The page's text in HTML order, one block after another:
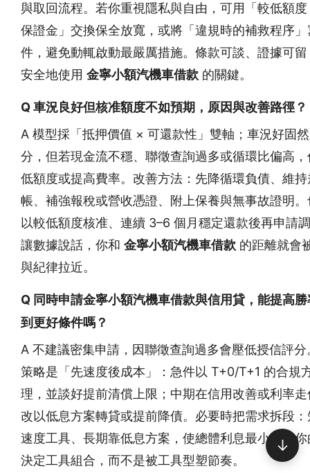
與取回流程。若你重視隱私與自由，可用「較低額
保證金」交換保全放寬，或將「違規時的補救程序
件，避免動輒啟動最嚴厲措施。條款可談、證據可
安全地使用 金寧小額汽機車借款 的關鍵。
Q 車況良好但核准額度不如預期，原因與改善路徑？
A 模型採「抵押價值 × 可還款性」雙軸；車況好固
分，但若現金流不穩、聯徵查詢過多或循環比偏高
低額度或提高費率。改善方法：先降循環負債、維
帳、補強報稅或營收憑證、附上保養與無事故證明
以較低額度核准、連續 3–6 個月穩定還款後再申請
讓數據說話，你和 金寧小額汽機車借款 的距離就會
與紀律拉近。
Q 同時申請金寧小額汽機車借款與信用貸，能提高
到更好條件嗎？
A 不建議密集申請，因聯徵查詢過多會壓低授信評分
策略是「先速度後成本」：急件以 T+0/T+1 的合規
理，並談好提前清償上限；中期在信用改善或利率
改以低息方案轉貸或提前降債。必要時把需求拆段
速度工具、長期靠低息方案，使總體利息最小化。
決定工具組合，而不是被工具型塑節奏。
↓